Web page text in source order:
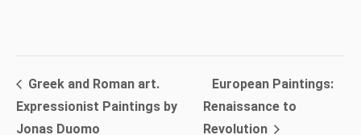
Greek and Roman art.
Expressionist Paintings by
Jonas Duomo
European Paintings:
Renaissance to
Revolution